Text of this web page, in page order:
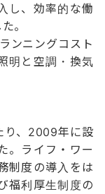
し、効率的な働
。
ンニングコスト
明と空調・換気
、2009年に設
。ライフ・ワー
制度の導入をは
福利厚生制度の